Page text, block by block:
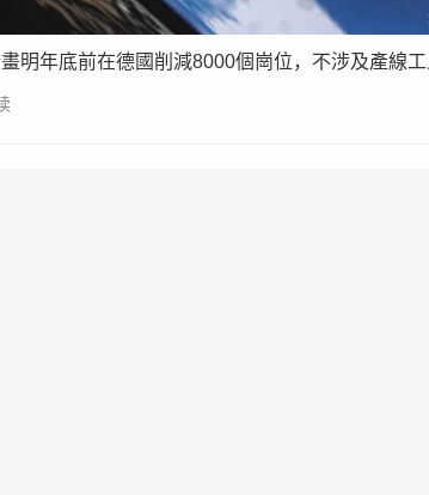
明年底前在德國削減8000個崗位，不涉及產線